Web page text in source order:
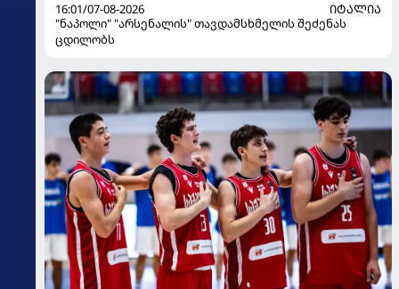
16:01/07-08-2026
ᲘᲢᲐᲚᲘᲐ
"ნაპოლი" "არსენალის" თავდამსხმელის შეძენას
ცდილობს